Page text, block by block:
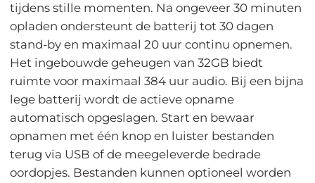
tijdens stille momenten. Na ongeveer 30 minuten
opladen ondersteunt de batterij tot 30 dagen
stand-by en maximaal 20 uur continu opnemen.
Het ingebouwde geheugen van 32GB biedt
ruimte voor maximaal 384 uur audio. Bij een bijna
lege batterij wordt de actieve opname
automatisch opgeslagen. Start en bewaar
opnamen met één knop en luister bestanden
terug via USB of de meegeleverde bedrade
oordopjes. Bestanden kunnen optioneel worden